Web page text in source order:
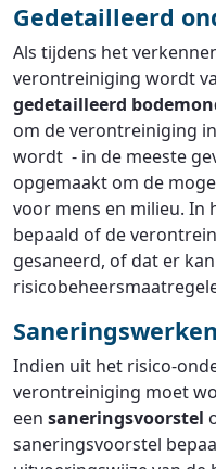
Gedetailleerd
Als tijdens het
verontreiniging wordt
gedetailleerd
om de verontreiniging
wordt - in de meeste
opgemaakt om de
voor mens en milieu.
bepaald of de
gesaneerd, of dat er
Indien uit het risico-
verontreiniging moet
een saneringsvoorstel
saneringsvoorstel